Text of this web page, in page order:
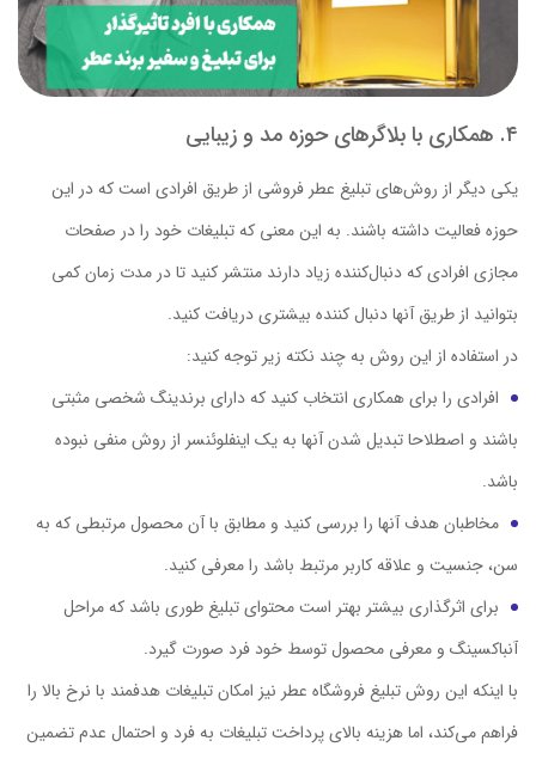
۴. همکاری با بلاگرهای حوزه مد و زیبایی
یکی دیگر از روش‌های تبلیغ عطر فروشی از طریق افرادی است که در این
حوزه فعالیت داشته باشند. به این معنی که تبلیغات خود را در صفحات
مجازی افرادی که دنبال‌کننده زیاد دارند منتشر کنید تا در مدت زمان کمی
بتوانید از طریق آنها دنبال کننده بیشتری دریافت کنید.
در استفاده از این روش به چند نکته زیر توجه کنید:
افرادی را برای همکاری انتخاب کنید که دارای برندینگ شخصی مثبتی
باشند و اصطلاحا تبدیل شدن آنها به یک اینفلوئنسر از روش منفی نبوده
باشد.
مخاطبان هدف آنها را بررسی کنید و مطابق با آن محصول مرتبطی که به
سن، جنسیت و علاقه کاربر مرتبط باشد را معرفی کنید.
برای اثرگذاری بیشتر بهتر است محتوای تبلیغ طوری باشد که مراحل
آنباکسینگ و معرفی محصول توسط خود فرد صورت گیرد.
با اینکه این روش تبلیغ فروشگاه عطر نیز امکان تبلیغات هدفمند با نرخ بالا را
فراهم می‌کند، اما هزینه بالای پرداخت تبلیغات به فرد و احتمال عدم تضمین